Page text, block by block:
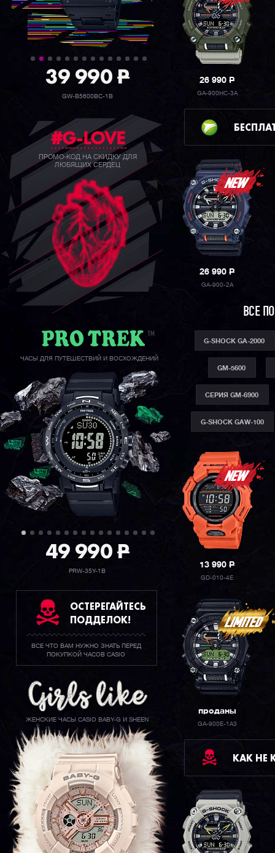
39 990P
GW-B5600BC-1B
#G-LOVE
ПРОМО-КОД НА СКИДКУ ДЛЯ
ЛЮБЯЩИХ СЕРДЕЦ
ЧАСЫ ДЛЯ ПУТЕШЕСТВИЙ И ВОСХОЖДЕНИЙ
49 990P
PRW-35Y-1B
ОСТЕРЕГАЙТЕСЬ
ПОДДЕЛОК!
ВСЕ ЧТО ВАМ НУЖНО ЗНАТЬ ПЕРЕД
ПОКУПКОЙ ЧАСОВ CASIO
ЖЕНСКИЕ ЧАСЫ CASIO BABY-G И SHEEN
26 990P
GA-900HC-3A
26 990P
GA-900-2A
ВСЕ
G-SHOCK GA-2000
GM-5600
СЕРИЯ GM-6900
G-SHOCK GAW-100
13 990P
GD-010-4E
проданы
GA-900E-1A3
КАК НЕ